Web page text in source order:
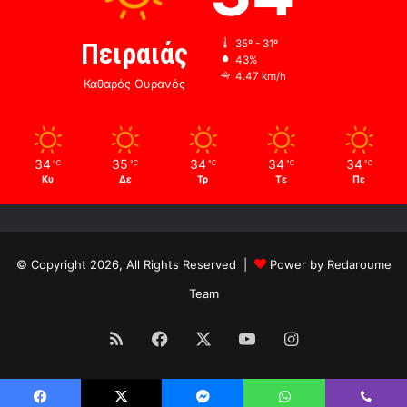
Πειραιάς
Καθαρός Ουρανός
35º - 31º
43%
4.47 km/h
34 ℃
Κυ
35 ℃
Δε
34 ℃
Τρ
34 ℃
Τε
34 ℃
Πε
© Copyright 2026, All Rights Reserved |
Power by Redaroume
Team
RSS Facebook YouTubeInstagram